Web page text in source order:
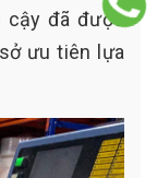
cậy đã được
ưu tiên lựa